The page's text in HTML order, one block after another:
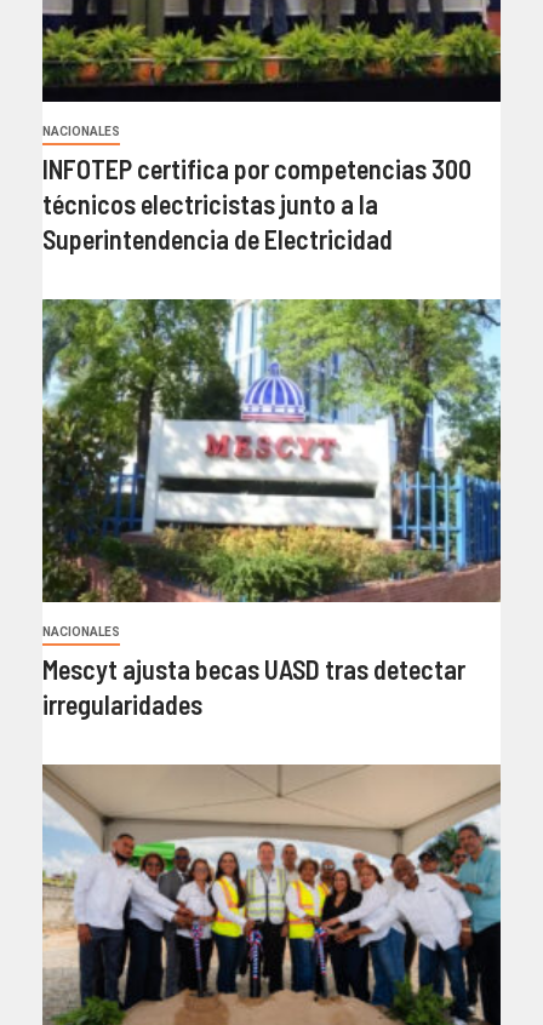
NACIONALES
INFOTEP certifica por competencias 300
técnicos electricistas junto a la
Superintendencia de Electricidad
NACIONALES
Mescyt ajusta becas UASD tras detectar
irregularidades